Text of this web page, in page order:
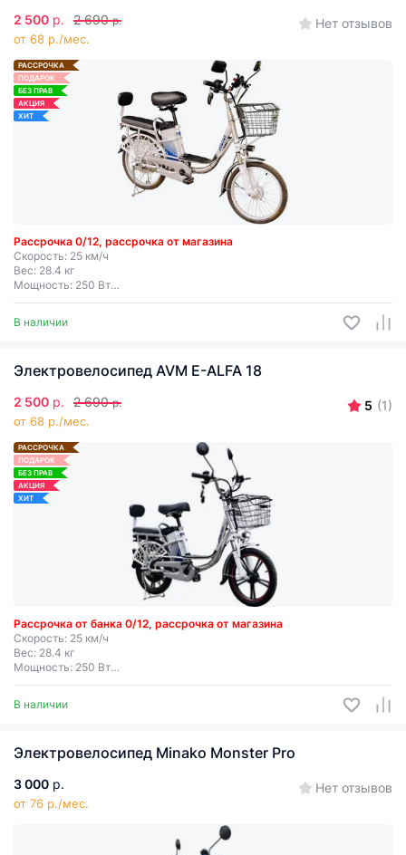
2 500 р. 2 690 р.
от 68 р./мес.
Нет отзывов
РАССРОЧКА
ПОДАРОК
БЕЗ ПРАВ
АКЦИЯ
ХИТ
Рассрочка 0/12, рассрочка от магазина
Скорость: 25 км/ч
Вес: 28.4 кг
Мощность: 250 Вт
Дальность хода: до 50 км
В наличии
Электровелосипед AVM E-ALFA 18
2 500 р. 2 690 р.
от 68 р./мес.
5 (1)
РАССРОЧКА
ПОДАРОК
БЕЗ ПРАВ
АКЦИЯ
ХИТ
Рассрочка от банка 0/12, рассрочка от магазина
Скорость: 25 км/ч
Вес: 28.4 кг
Мощность: 250 Вт
Дальность хода: до 50 км
В наличии
Электровелосипед Minako Monster Pro
3 000 р.
от 76 р./мес.
Нет отзывов